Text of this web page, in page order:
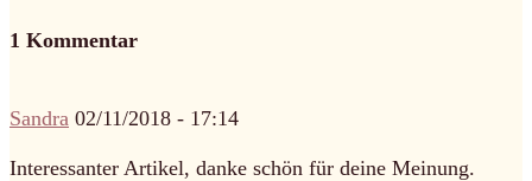
1 Kommentar
Sandra 02/11/2018 - 17:14
Interessanter Artikel, danke schön für deine Meinung.